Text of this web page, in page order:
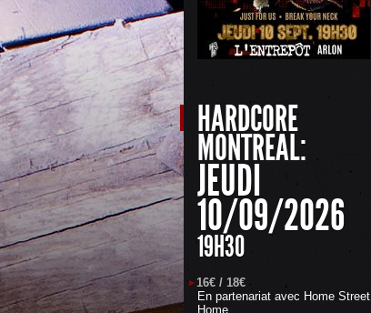
HARDCORE
MONTREAL:
JEUDI
10/09/2026
19H30
16€ / 18€
En partenariat avec Home Street
Home